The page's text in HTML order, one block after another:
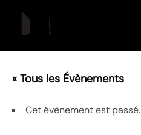
« Tous les Évènements
Cet évènement est passé.